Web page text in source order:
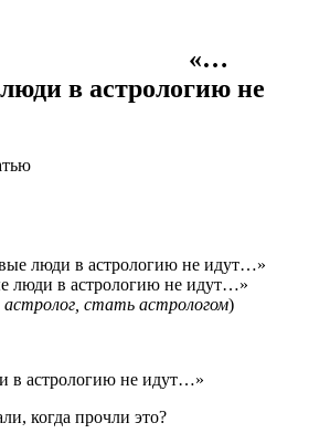
«…
в астрологию не
люди в астрологию не идут…»
астролог, стать астрологом)
в астрологию не идут…»
когда прочли это?